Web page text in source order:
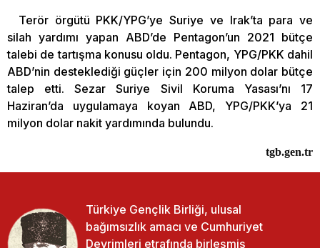
Terör örgütü PKK/YPG’ye Suriye ve Irak’ta para ve
silah yardımı yapan ABD’de Pentagon’un 2021 bütçe
talebi de tartışma konusu oldu. Pentagon, YPG/PKK dahil
ABD’nin desteklediği güçler için 200 milyon dolar bütçe
talep etti. Sezar Suriye Sivil Koruma Yasası’nı 17
Haziran’da uygulamaya koyan ABD, YPG/PKK’ya 21
milyon dolar nakit yardımında bulundu.
tgb.gen.tr
Türkiye Gençlik Birliği, ulusal
bağımsızlık amacı ve Cumhuriyet
Devrimleri etrafında birleşmiş